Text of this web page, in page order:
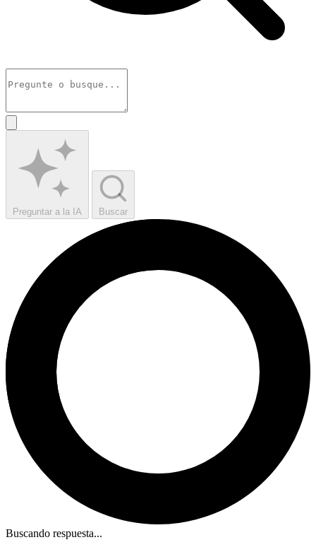
Preguntar a la IA Buscar
Buscando respuesta...